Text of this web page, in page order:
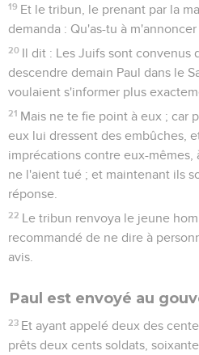
19 Et le tribun, le prenant par la
demanda : Qu'as-tu à m'annoncer
20 Il dit : Les Juifs sont convenus
descendre demain Paul dans le
voulaient s'informer plus
21 Mais ne te fie point à eux ; car
eux lui dressent des embûches,
imprécations contre eux-mêmes,
ne l'aient tué ; et maintenant ils
réponse.
22 Le tribun renvoya le jeune
recommandé de ne dire à
avis.
Paul est envoyé au
23 Et ayant appelé deux des
prêts deux cents soldats,